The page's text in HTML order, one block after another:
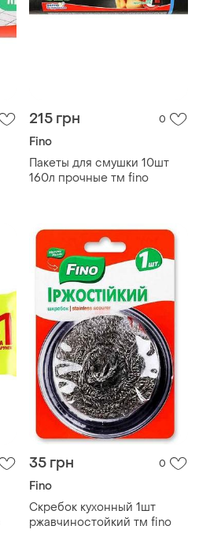
215 грн 0
Fino
Пакеты для смушки 10шт
160л прочные тм fino
35 грн 0
Fino
Скребок кухонный 1шт
ржавчиностойкий тм fino